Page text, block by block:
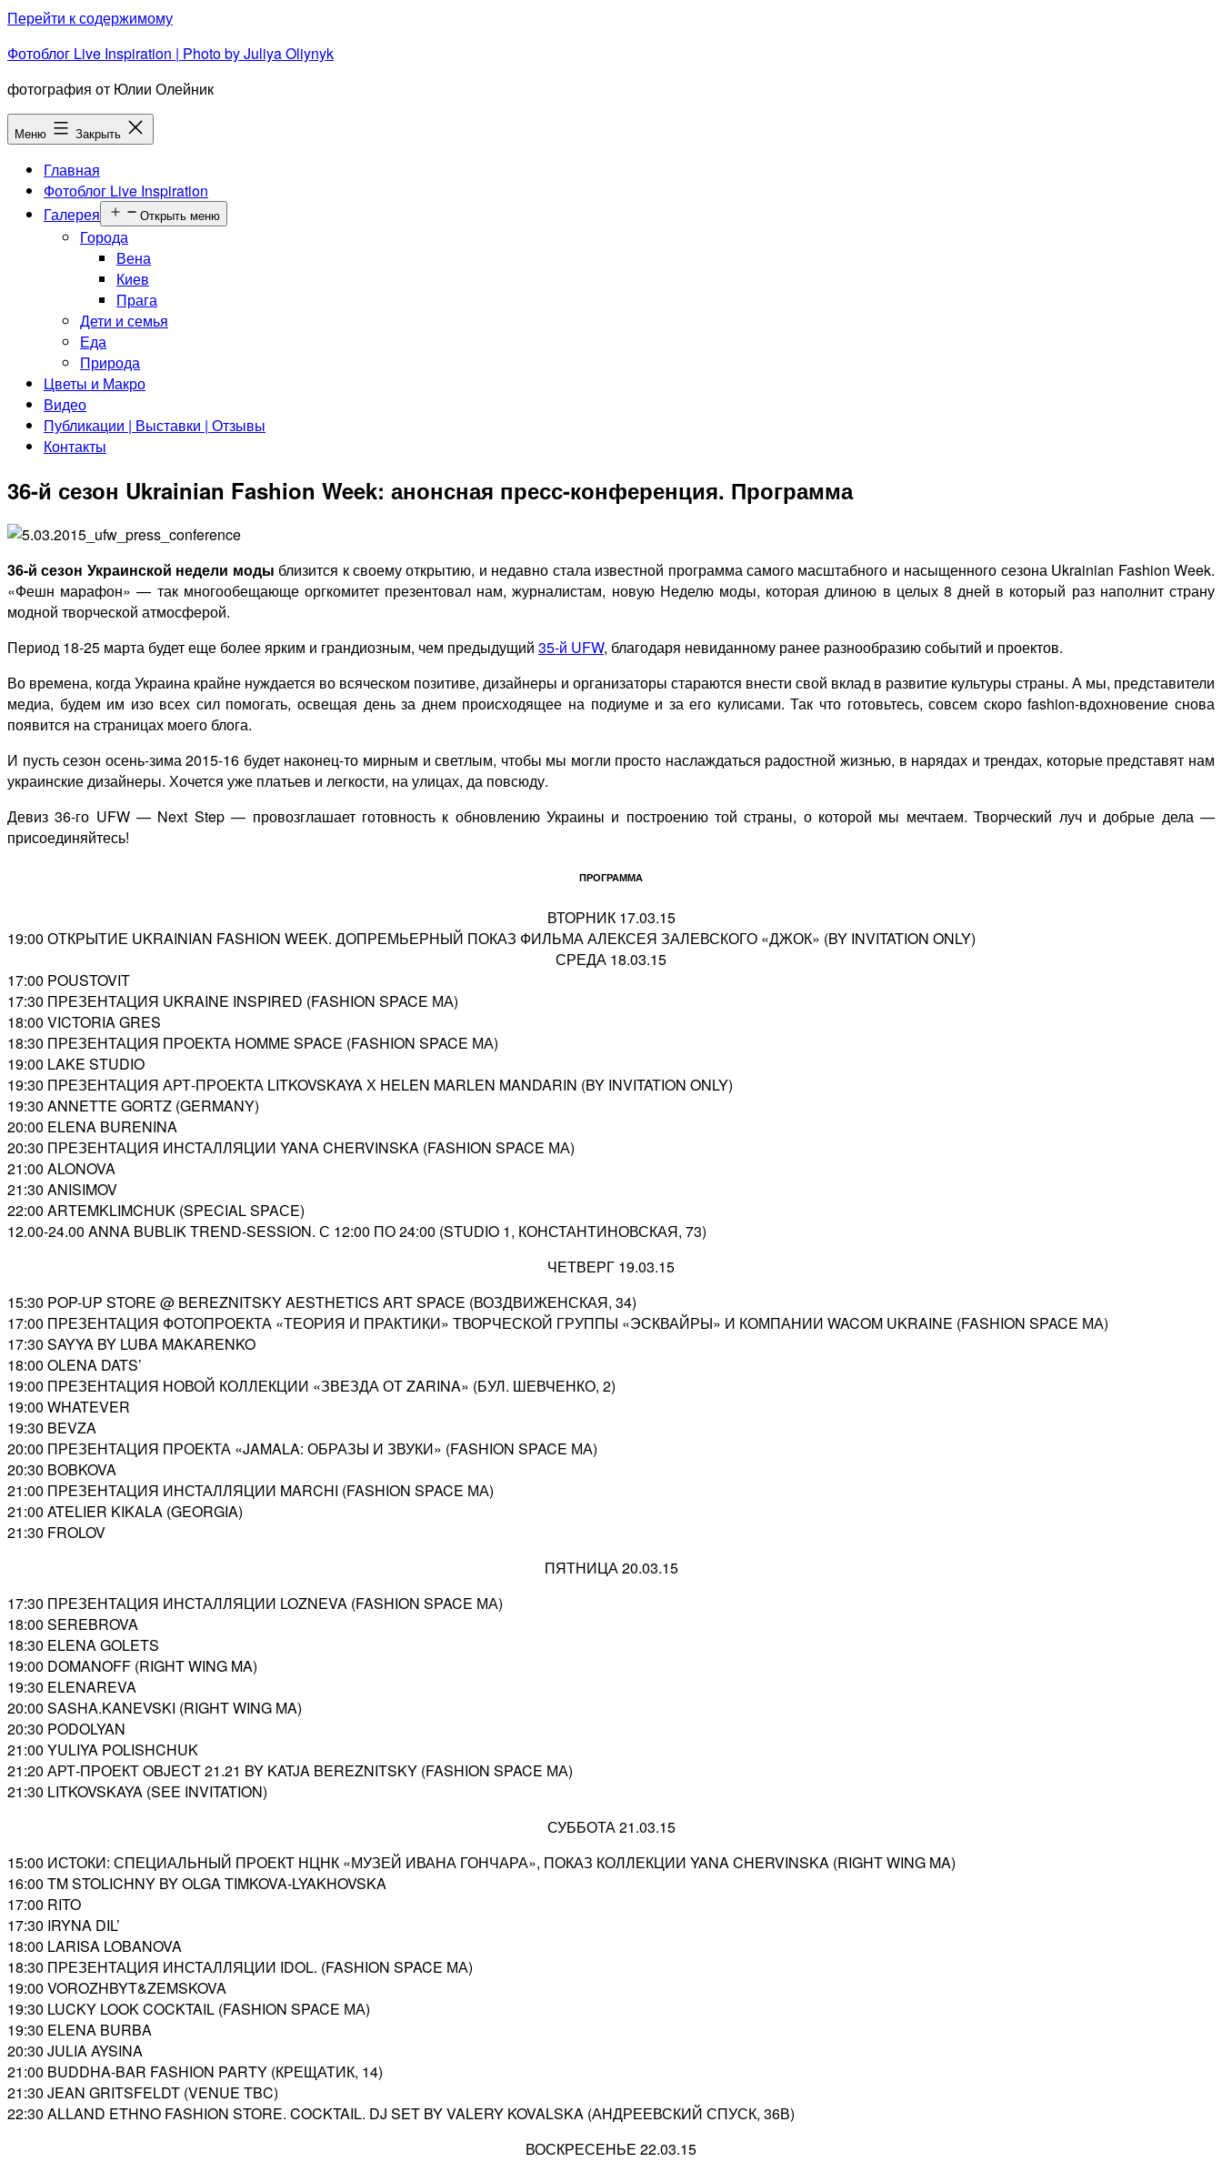
Перейти к содержимому
Фотоблог Live Inspiration | Photo by Juliya Oliynyk
фотография от Юлии Олейник
Меню Закрыть
Главная
Фотоблог Live Inspiration
Галерея
Открыть меню
Города
Вена
Киев
Прага
Дети и семья
Еда
Природа
Цветы и Макро
Видео
Публикации | Выставки | Отзывы
Контакты
36-й сезон Ukrainian Fashion Week: анонсная пресс-конференция. Программа
36-й сезон Украинской недели моды близится к своему открытию, и недавно стала известной программа самого масштабного и насыщенного сезона Ukrainian Fashion Week.
«Фешн марафон» — так многообещающе оргкомитет презентовал нам, журналистам, новую Неделю моды, которая длиною в целых 8 дней в который раз наполнит страну
модной творческой атмосферой.
Период 18-25 марта будет еще более ярким и грандиозным, чем предыдущий 35-й UFW, благодаря невиданному ранее разнообразию событий и проектов.
Во времена, когда Украина крайне нуждается во всяческом позитиве, дизайнеры и организаторы стараются внести свой вклад в развитие культуры страны. А мы, представители
медиа, будем им изо всех сил помогать, освещая день за днем происходящее на подиуме и за его кулисами. Так что готовьтесь, совсем скоро fashion-вдохновение снова
появится на страницах моего блога.
И пусть сезон осень-зима 2015-16 будет наконец-то мирным и светлым, чтобы мы могли просто наслаждаться радостной жизнью, в нарядах и трендах, которые представят нам
украинские дизайнеры. Хочется уже платьев и легкости, на улицах, да повсюду.
Девиз 36-го UFW — Next Step — провозглашает готовность к обновлению Украины и построению той страны, о которой мы мечтаем. Творческий луч и добрые дела —
присоединяйтесь!
ПРОГРАММА
ВТОРНИК 17.03.15
19:00 ОТКРЫТИЕ UKRAINIAN FASHION WEEK. ДОПРЕМЬЕРНЫЙ ПОКАЗ ФИЛЬМА АЛЕКСЕЯ ЗАЛЕВСКОГО «ДЖОК» (BY INVITATION ONLY)
СРЕДА 18.03.15
17:00 POUSTOVIT
17:30 ПРЕЗЕНТАЦИЯ UKRAINE INSPIRED (FASHION SPACE МА)
18:00 VICTORIA GRES
18:30 ПРЕЗЕНТАЦИЯ ПРОЕКТА HOMME SPACE (FASHION SPACE МА)
19:00 LAKE STUDIO
19:30 ПРЕЗЕНТАЦИЯ АРТ-ПРОЕКТА LITKOVSKAYA Х HELEN MARLEN MANDARIN (BY INVITATION ONLY)
19:30 ANNETTE GORTZ (GERMANY)
20:00 ELENA BURENINA
20:30 ПРЕЗЕНТАЦИЯ ИНСТАЛЛЯЦИИ YANA CHERVINSKA (FASHION SPACE МА)
21:00 ALONOVA
21:30 ANISIMOV
22:00 ARTEMKLIMCHUK (SPECIAL SPAСE)
12.00-24.00 ANNA BUBLIK TREND-SESSION. С 12:00 ПО 24:00 (STUDIO 1, КОНСТАНТИНОВСКАЯ, 73)
ЧЕТВЕРГ 19.03.15
15:30 POP-UP STORE @ BEREZNITSKY AESTHETICS ART SPACE (ВОЗДВИЖЕНСКАЯ, 34)
17:00 ПРЕЗЕНТАЦИЯ ФОТОПРОЕКТА «ТЕОРИЯ И ПРАКТИКИ» ТВОРЧЕСКОЙ ГРУППЫ «ЭСКВАЙРЫ» И КОМПАНИИ WACOM UKRAINE (FASHION SPACE МА)
17:30 SAYYA BY LUBA MAKARENKO
18:00 OLENA DATS’
19:00 ПРЕЗЕНТАЦИЯ НОВОЙ КОЛЛЕКЦИИ «ЗВЕЗДА ОТ ZARINA» (БУЛ. ШЕВЧЕНКО, 2)
19:00 WHATEVER
19:30 BEVZA
20:00 ПРЕЗЕНТАЦИЯ ПРОЕКТА «JAMALA: ОБРАЗЫ И ЗВУКИ» (FASHION SPACE МА)
20:30 BOBKOVA
21:00 ПРЕЗЕНТАЦИЯ ИНСТАЛЛЯЦИИ MARCHI (FASHION SPACE МА)
21:00 ATELIER KIKALA (GEORGIA)
21:30 FROLOV
ПЯТНИЦА 20.03.15
17:30 ПРЕЗЕНТАЦИЯ ИНСТАЛЛЯЦИИ LOZNEVA (FASHION SPACE МА)
18:00 SEREBROVA
18:30 ELENA GOLETS
19:00 DOMANOFF (RIGHT WING MA)
19:30 ELENAREVA
20:00 SASHA.KANEVSKI (RIGHT WING MA)
20:30 PODOLYAN
21:00 YULIYA POLISHCHUK
21:20 АРТ-ПРОЕКТ OBJECT 21.21 BY KATJA BEREZNITSKY (FASHION SPACE МА)
21:30 LITKOVSKAYA (SEE INVITATION)
СУББОТА 21.03.15
15:00 ИСТОКИ: СПЕЦИАЛЬНЫЙ ПРОЕКТ НЦНК «МУЗЕЙ ИВАНА ГОНЧАРА», ПОКАЗ КОЛЛЕКЦИИ YANA CHERVINSKA (RIGHT WING MA)
16:00 TM STOLICHNY BY OLGA TIMKOVA-LYAKHOVSKA
17:00 RITO
17:30 IRYNA DIL’
18:00 LARISA LOBANOVA
18:30 ПРЕЗЕНТАЦИЯ ИНСТАЛЛЯЦИИ IDOL. (FASHION SPACE МА)
19:00 VOROZHBYT&ZEMSKOVA
19:30 LUCKY LOOK COCKTAIL (FASHION SPACE МА)
19:30 ELENA BURBA
20:30 JULIA AYSINA
21:00 BUDDHA-BAR FASHION PARTY (КРЕЩАТИК, 14)
21:30 JEAN GRITSFELDT (VENUE TBC)
22:30 ALLAND ETHNO FASHION STORE. COCKTAIL. DJ SET BY VALERY KOVALSKA (АНДРЕЕВСКИЙ СПУСК, 36В)
ВОСКРЕСЕНЬЕ 22.03.15